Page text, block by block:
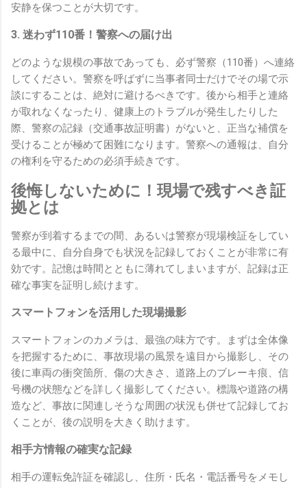
安静を保つことが大切です。
3. 迷わず110番！警察への届け出
どのような規模の事故であっても、必ず警察（110番）へ連絡
してください。警察を呼ばずに当事者同士だけでその場で示
談にすることは、絶対に避けるべきです。後から相手と連絡
が取れなくなったり、健康上のトラブルが発生したりした
際、警察の記録（交通事故証明書）がないと、正当な補償を
受けることが極めて困難になります。警察への通報は、自分
の権利を守るための必須手続きです。
後悔しないために！現場で残すべき証
拠とは
警察が到着するまでの間、あるいは警察が現場検証をしてい
る最中に、自分自身でも状況を記録しておくことが非常に有
効です。記憶は時間とともに薄れてしまいますが、記録は正
確な事実を証明し続けます。
スマートフォンを活用した現場撮影
スマートフォンのカメラは、最強の味方です。まずは全体像
を把握するために、事故現場の風景を遠目から撮影し、その
後に車両の衝突箇所、傷の大きさ、道路上のブレーキ痕、信
号機の状態などを詳しく撮影してください。標識や道路の構
造など、事故に関連しそうな周囲の状況も併せて記録してお
くことが、後の説明を大きく助けます。
相手方情報の確実な記録
相手の運転免許証を確認し、住所・氏名・電話番号をメモし